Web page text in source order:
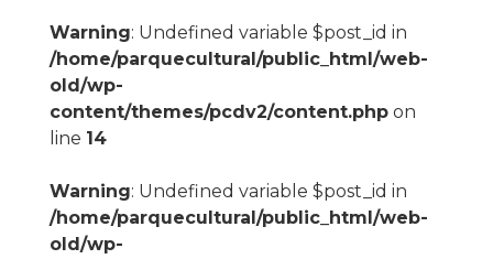
Warning: Undefined variable $post_id in
/home/parquecultural/public_html/web-
old/wp-
content/themes/pcdv2/content.phpon
line 14
Warning: Undefined variable $post_id in
/home/parquecultural/public_html/web-
old/wp-